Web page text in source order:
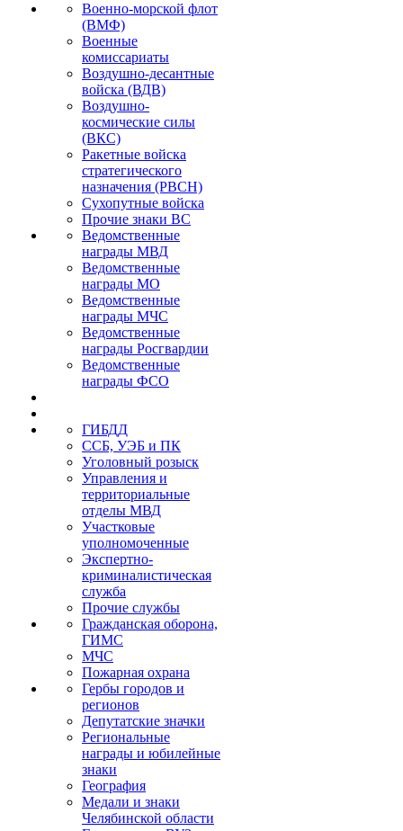
Военно-морской флот
(ВМФ)
Военные
комиссариаты
Воздушно-десантные
войска (ВДВ)
Воздушно-
космические силы
(ВКС)
Ракетные войска
стратегического
назначения (РВСН)
Сухопутные войска
Прочие знаки ВС
Ведомственные
награды МВД
Ведомственные
награды МО
Ведомственные
награды МЧС
Ведомственные
награды Росгвардии
Ведомственные
награды ФСО
ГИБДД
ССБ, УЭБ и ПК
Уголовный розыск
Управления и
территориальные
отделы МВД
Участковые
уполномоченные
Экспертно-
криминалистическая
служба
Прочие службы
Гражданская оборона,
ГИМС
МЧС
Пожарная охрана
Гербы городов и
регионов
Депутатские значки
Региональные
награды и юбилейные
знаки
География
Медали и знаки
Челябинской области